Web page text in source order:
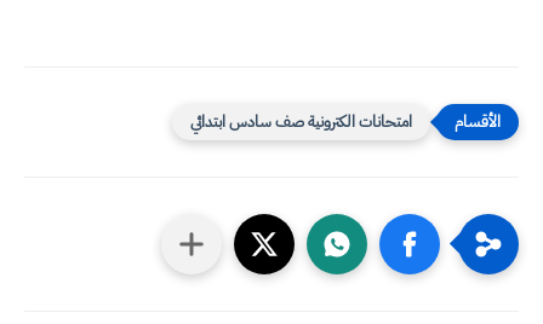
امتحانات الكترونية صف سادس ابتدائي